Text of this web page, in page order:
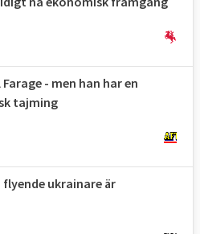
- men han har en
tajming
ukrainare är